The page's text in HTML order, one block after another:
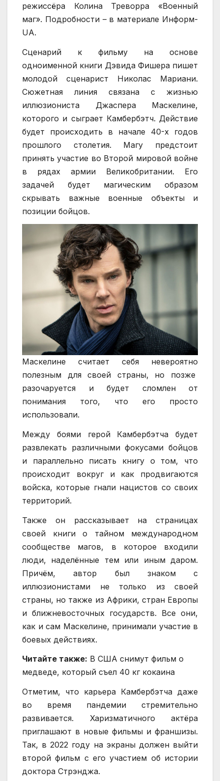
режиссёра Колина Треворра «Военный
маг». Подробности – в материале Информ-
UA.
Сценарий к фильму на основе
одноименной книги Дэвида Фишера пишет
молодой сценарист Николас Мариани.
Сюжетная линия связана с жизнью
иллюзиониста Джаспера Маскелине,
которого и сыграет Камбербэтч. Действие
будет происходить в начале 40-х годов
прошлого столетия. Магу предстоит
принять участие во Второй мировой войне
в рядах армии Великобритании. Его
задачей будет магическим образом
скрывать важные военные объекты и
позиции бойцов.
Маскелине считает себя невероятно
полезным для своей страны, но позже
разочаруется и будет сломлен от
понимания того, что его просто
использовали.
Между боями герой Камбербэтча будет
развлекать различными фокусами бойцов
и параллельно писать книгу о том, что
происходит вокруг и как продвигаются
войска, которые гнали нацистов со своих
территорий.
Также он рассказывает на страницах
своей книги о тайном международном
сообществе магов, в которое входили
люди, наделённые тем или иным даром.
Причём, автор был знаком с
иллюзионистами не только из своей
страны, но также из Африки, стран Европы
и ближневосточных государств. Все они,
как и сам Маскелине, принимали участие в
боевых действиях.
Читайте также: В США снимут фильм о
медведе, который съел 40 кг кокаина
Отметим, что карьера Камбербэтча даже
во время пандемии стремительно
развивается. Харизматичного актёра
приглашают в новые фильмы и франшизы.
Так, в 2022 году на экраны должен выйти
второй фильм с его участием об истории
доктора Стрэнджа.